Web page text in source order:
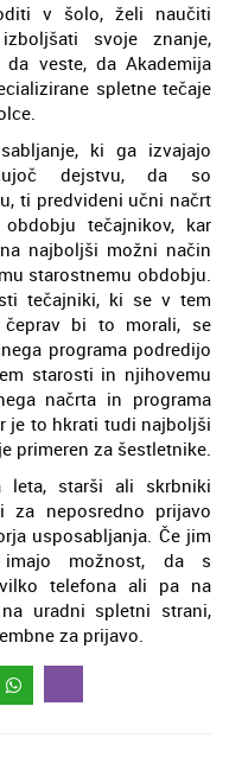
v šolo, želi naučiti
svoje znanje,
veste, da Akademija
spletne tečaje
ki ga izvajajo
dejstvu, da so
ti predvideni učni načrt
tečajnikov, kar
najboljši možni način
starostnemu obdobju.
tečajniki, ki se v tem
bi to morali, se
programa podredijo
starosti in njihovemu
načrta in programa
je to hkrati tudi najboljši
primeren za šestletnike.
leta, starši ali skrbniki
za neposredno prijavo
usposabljanja. Če jim
možnost, da s
telefona ali pa na
uradni spletni strani,
za prijavo.